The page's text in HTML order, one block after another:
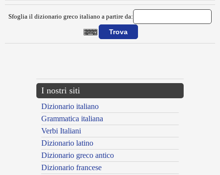
Sfoglia il dizionario greco italiano a partire da:
I nostri siti
Dizionario italiano
Grammatica italiana
Verbi Italiani
Dizionario latino
Dizionario greco antico
Dizionario francese